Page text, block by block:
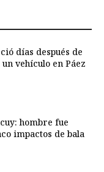
días después de
vehículo en Páez
hombre fue
impactos de bala